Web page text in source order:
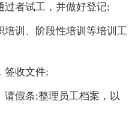
者试工，并做好登记;
训、阶段性培训等培训工
收文件;
假条;整理员工档案，以